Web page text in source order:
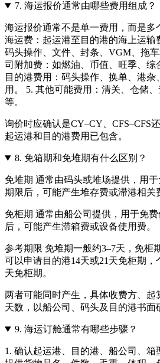
7. 海运报价通常由哪些费用组成？
海运报价通常不是单一费用，而是多
海运费：起运港至目的港的海上运输
码头操作、文件、封条、VGM、拖
司附加费：如燃油、币值、旺季、综
目的港费用：码头操作、换单、港
用。 5. 其他可能费用：清关、仓储
等。
询价时应确认是CY–CY、CFS–CFS
起运港和目的港费用已包含。
8. 免箱期和免堆期有什么区别？
免堆期 通常由码头或堆场提供，用
期限后，可能产生堆存费或滞港相关
免柜期 通常由船公司提供，用于免
后，可能产生滞箱费或设备使用费。
参考期限 免堆期一般约3–7天，免柜
可以申请目的港14天或21天免柜期
天免柜期。
两者可能同时产生，具体收费方、起
天数，以船公司、码头及目的港书面
9. 海运订舱通常有哪些步骤？
1. 确认起运港、目的港、船公司、箱